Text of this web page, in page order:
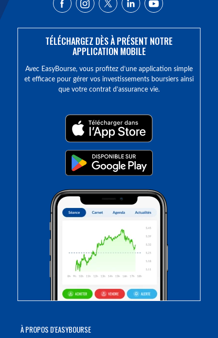
À PROPOS D'EASYBOURSE
TÉLÉCHARGEZ DÈS À PRÉSENT NOTRE
APPLICATION MOBILE
Avec EasyBourse, vous profitez d’une application simple
et efficace pour gérer vos investissements boursiers ainsi
que votre contrat d’assurance vie.